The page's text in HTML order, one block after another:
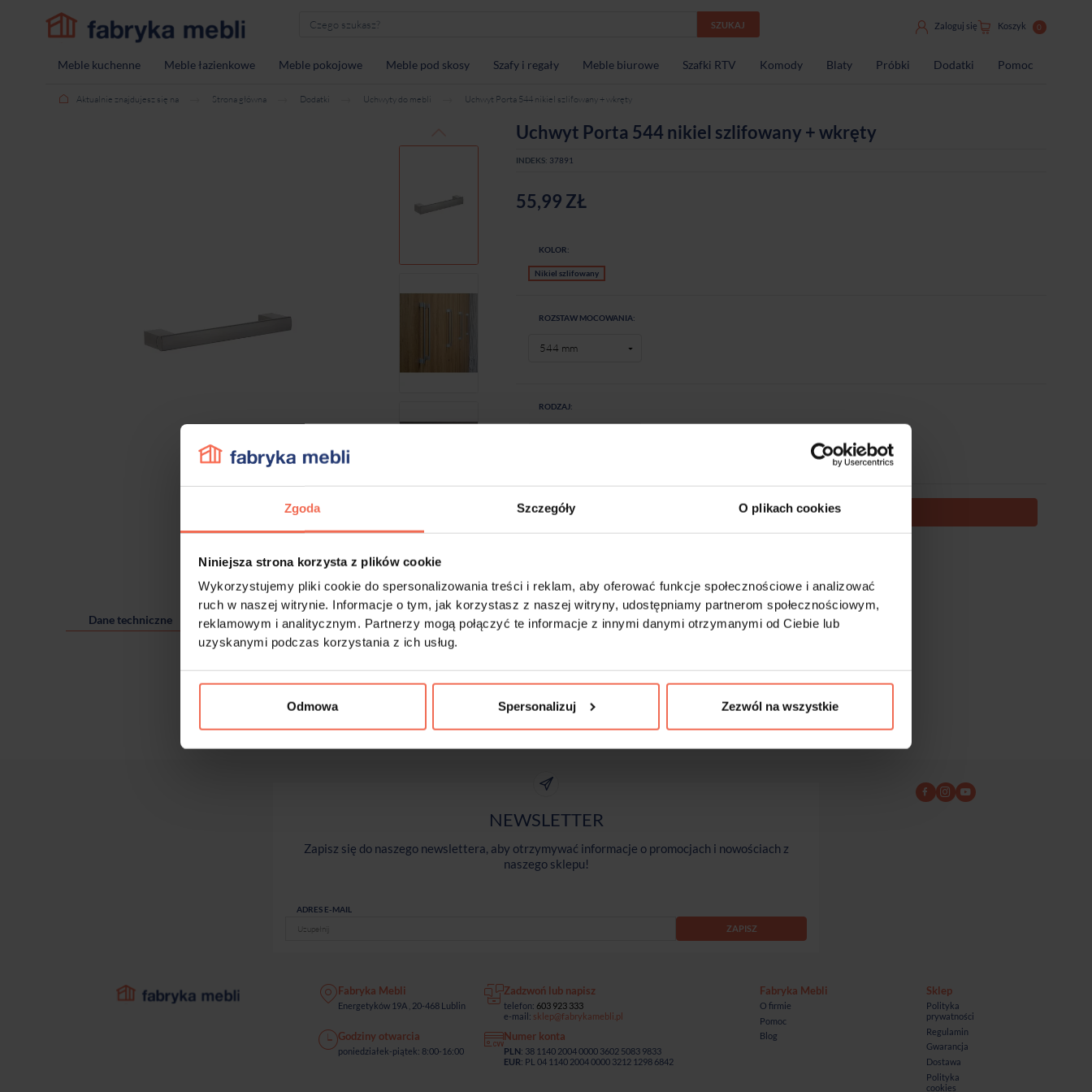
Zgoda Szczegóły O plikach cookies
Niniejsza strona korzysta z plików cookie
Wykorzystujemy pliki cookie do spersonalizowania treści i reklam, aby oferować funkcje społecznościowe i analizować
ruch w naszej witrynie. Informacje o tym, jak korzystasz z naszej witryny, udostępniamy partnerom społecznościowym,
reklamowym i analitycznym. Partnerzy mogą połączyć te informacje z innymi danymi otrzymanymi od Ciebie lub
uzyskanymi podczas korzystania z ich usług.
Odmowa Spersonalizuj Zezwól na wszystkie
SZUKAJ Zaloguj się Koszyk 0
Meble kuchenne Meble łazienkowe Meble pokojowe Meble pod skosy Szafy i regały Meble biurowe Szafki RTV Komody Blaty Próbki Dodatki Pomoc
Aktualnie znajdujesz się na Strona główna Dodatki Uchwyty do mebli Uchwyt Porta 544 nikiel szlifowany + wkręty
Uchwyt Porta 544 nikiel szlifowany + wkręty
INDEKS: 37891
55,99 ZŁ
KOLOR:
Nikiel szlifowany
ROZSTAW MOCOWANIA:
RODZAJ:
- DODAJ DO KOSZYKA
Dane techniczne
NEWSLETTER
Zapisz się do naszego newslettera, aby otrzymywać informacje o promocjach i nowościach z
naszego sklepu!
ADRES E-MAIL
Fabryka Mebli
Energetyków 19A , 20-468 Lublin
Zadzwoń lub napisz
telefon: 603 923 333
e-mail: sklep@fabrykamebli.pl
Godziny otwarcia
poniedziałek-piątek: 8:00-16:00
Numer konta
PLN: 38 1140 2004 0000 3602 5083 9833
EUR: PL 04 1140 2004 0000 3212 1298 6842
Fabryka Mebli
O firmie
Pomoc
Blog
Sklep
Polityka
prywatności
Regulamin
Gwarancja
Dostawa
Polityka
cookies